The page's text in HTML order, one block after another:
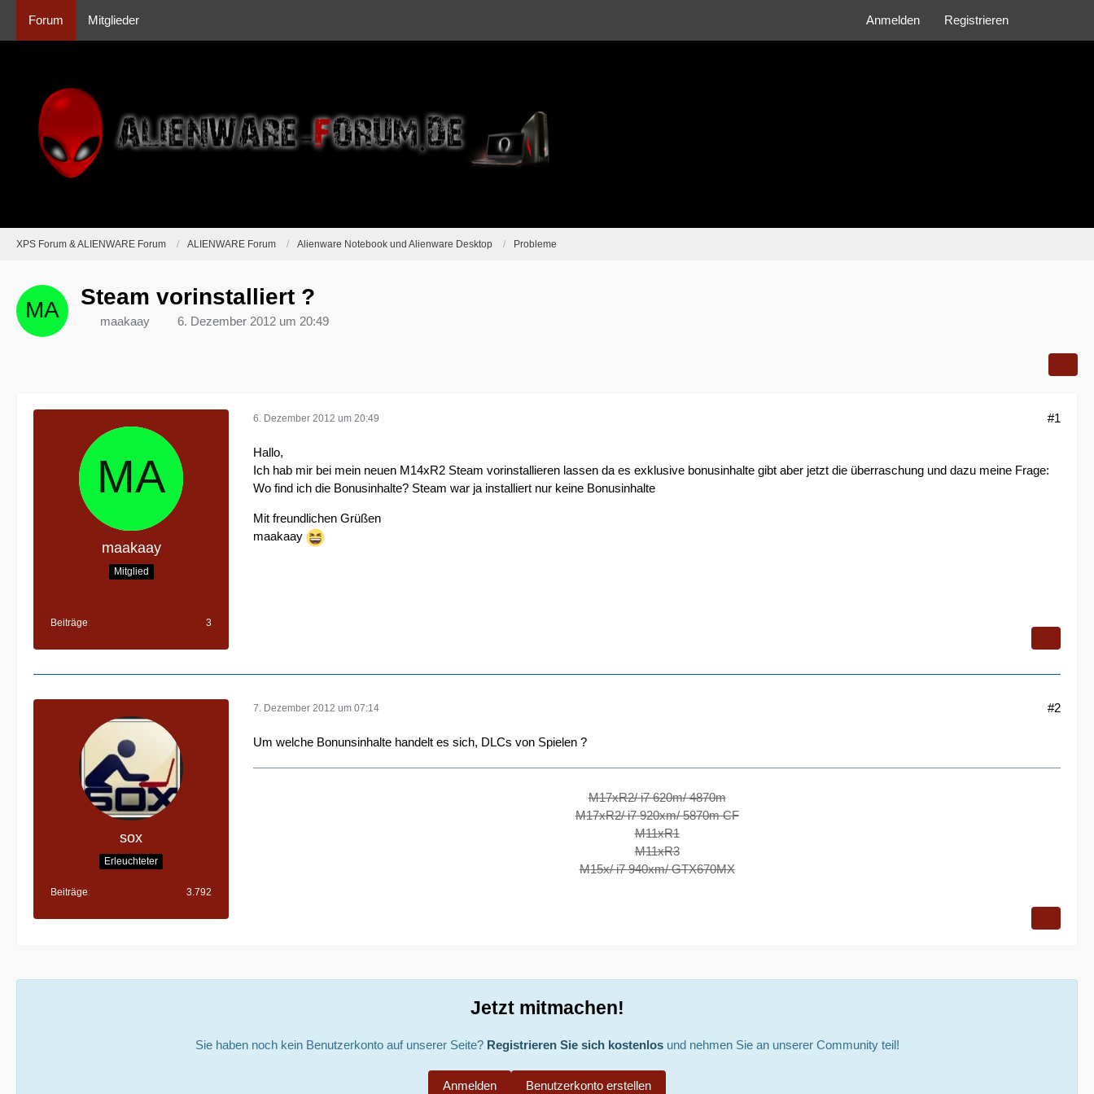
Forum Mitglieder Anmelden Registrieren
XPS Forum & ALIENWARE Forum ALIENWARE Forum Alienware Notebook und Alienware Desktop Probleme
Steam vorinstalliert ?
maakaay 6. Dezember 2012 um 20:49
maakaay
Mitglied
Beiträge 3
6. Dezember 2012 um 20:49 #1
Hallo,
Ich hab mir bei mein neuen M14xR2 Steam vorinstallieren lassen da es exklusive bonusinhalte gibt aber jetzt die überraschung und dazu meine Frage:
Wo find ich die Bonusinhalte? Steam war ja installiert nur keine Bonusinhalte
Mit freundlichen Grüßen
maakaay
sox
Erleuchteter
Beiträge 3.792
7. Dezember 2012 um 07:14 #2
Um welche Bonunsinhalte handelt es sich, DLCs von Spielen ?
M17xR2/ i7 620m/ 4870m
M17xR2/ i7 920xm/ 5870m CF
M11xR1
M11xR3
M15x/ i7 940xm/ GTX670MX
Jetzt mitmachen!
Sie haben noch kein Benutzerkonto auf unserer Seite? Registrieren Sie sich kostenlosund nehmen Sie an unserer Community teil!
Benutzerkonto erstellen
Anmelden